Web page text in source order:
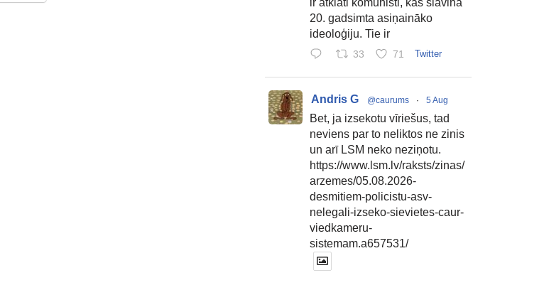
ir atklāti komunisti, kas slavina
20. gadsimta asiņaināko
ideoloģiju. Tie ir
33 71 Twitter
Andris G @caurums · 5 Aug
Bet, ja izsekotu vīriešus, tad
neviens par to neliktos ne zinis
un arī LSM neko neziņotu.
https://www.lsm.lv/raksts/zinas/
arzemes/05.08.2026-
desmitiem-policistu-asv-
nelegali-izseko-sievietes-caur-
viedkameru-
sistemam.a657531/